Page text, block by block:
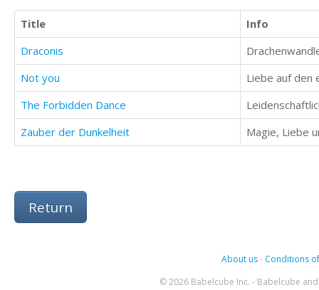
Title
Info
Draconis
Not you
Liebe auf den
The Forbidden Dance
Zauber der Dunkelheit
Magie, Liebe
Return
About us- Conditions
© 2026 Babelcube Inc. - Babelcube